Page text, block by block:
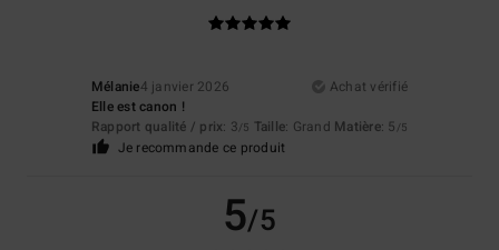
Mélanie4 janvier 2026
Achat vérifié
Elle est canon !
Rapport qualité / prix: 3/5 Taille: Grand Matière: 5 /5
Je recommande ce produit
5/5